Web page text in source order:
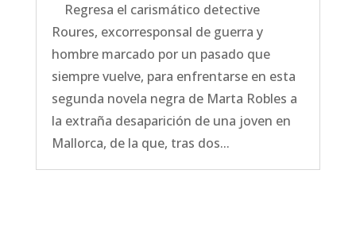
Regresa el carismático detective
Roures, excorresponsal de guerra y
hombre marcado por un pasado que
siempre vuelve, para enfrentarse en esta
segunda novela negra de Marta Robles a
la extraña desaparición de una joven en
Mallorca, de la que, tras dos...